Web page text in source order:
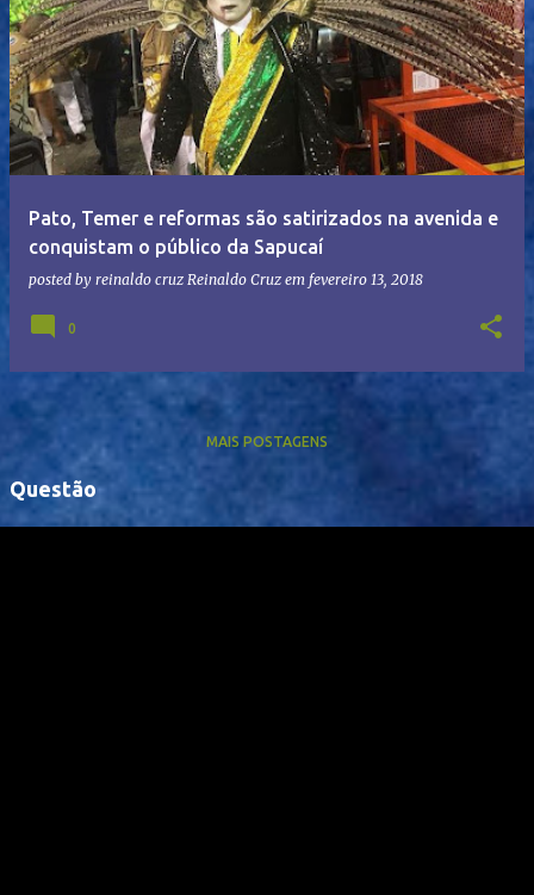
Pato, Temer e reformas são satirizados na avenida e
conquistam o público da Sapucaí
posted by reinaldo cruz Reinaldo Cruz em fevereiro 13, 2018
0
MAIS POSTAGENS
Questão